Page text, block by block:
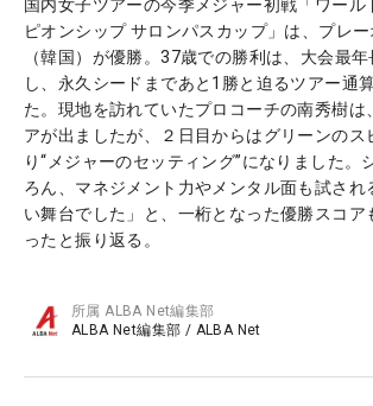
国内女子ツアーの今季メジャー初戦「ワール
ピオンシップ サロンパスカップ」は、プレ
（韓国）が優勝。37歳での勝利は、大会最
し、永久シードまであと1勝と迫るツアー通
た。現地を訪れていたプロコーチの南秀樹は
アが出ましたが、２日目からはグリーンのス
り“メジャーのセッティング”になりました。
ろん、マネジメント力やメンタル面も試され
い舞台でした」と、一桁となった優勝スコア
ったと振り返る。
所属ALBA Net編集部
ALBA Net編集部 / ALBA Net